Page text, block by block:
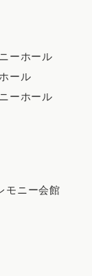
ーホール
ール
ーホール
モニー会館